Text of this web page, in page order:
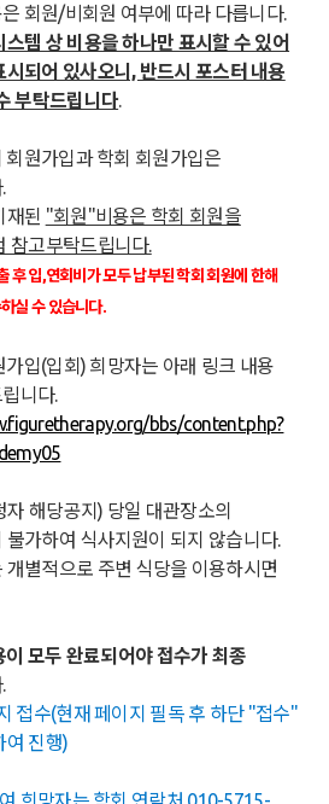
회원/비회원 여부에 따라 다릅니다.
스템 상 비용을 하나만 표시할 수 있어
시되어 있사오니, 반드시 포스터 내용
부탁드립니다.
회원가입과 학회 회원가입은
재된 "회원"비용은 학회 회원을
참고부탁드립니다.
후 입,연회비가 모두 납부된 학회 회원에 한해
실 수 있습니다.
가입(입회) 희망자는 아래 링크 내용
니다.
bbs/content.php?
자 해당공지) 당일 대관장소의
불가하여 식사지원이 되지 않습니다.
개별적으로 주변 식당을 이용하시면
이 모두 완료되어야 접수가 최종
접수(현재 페이지 필독 후 하단 "접수"
여 진행)